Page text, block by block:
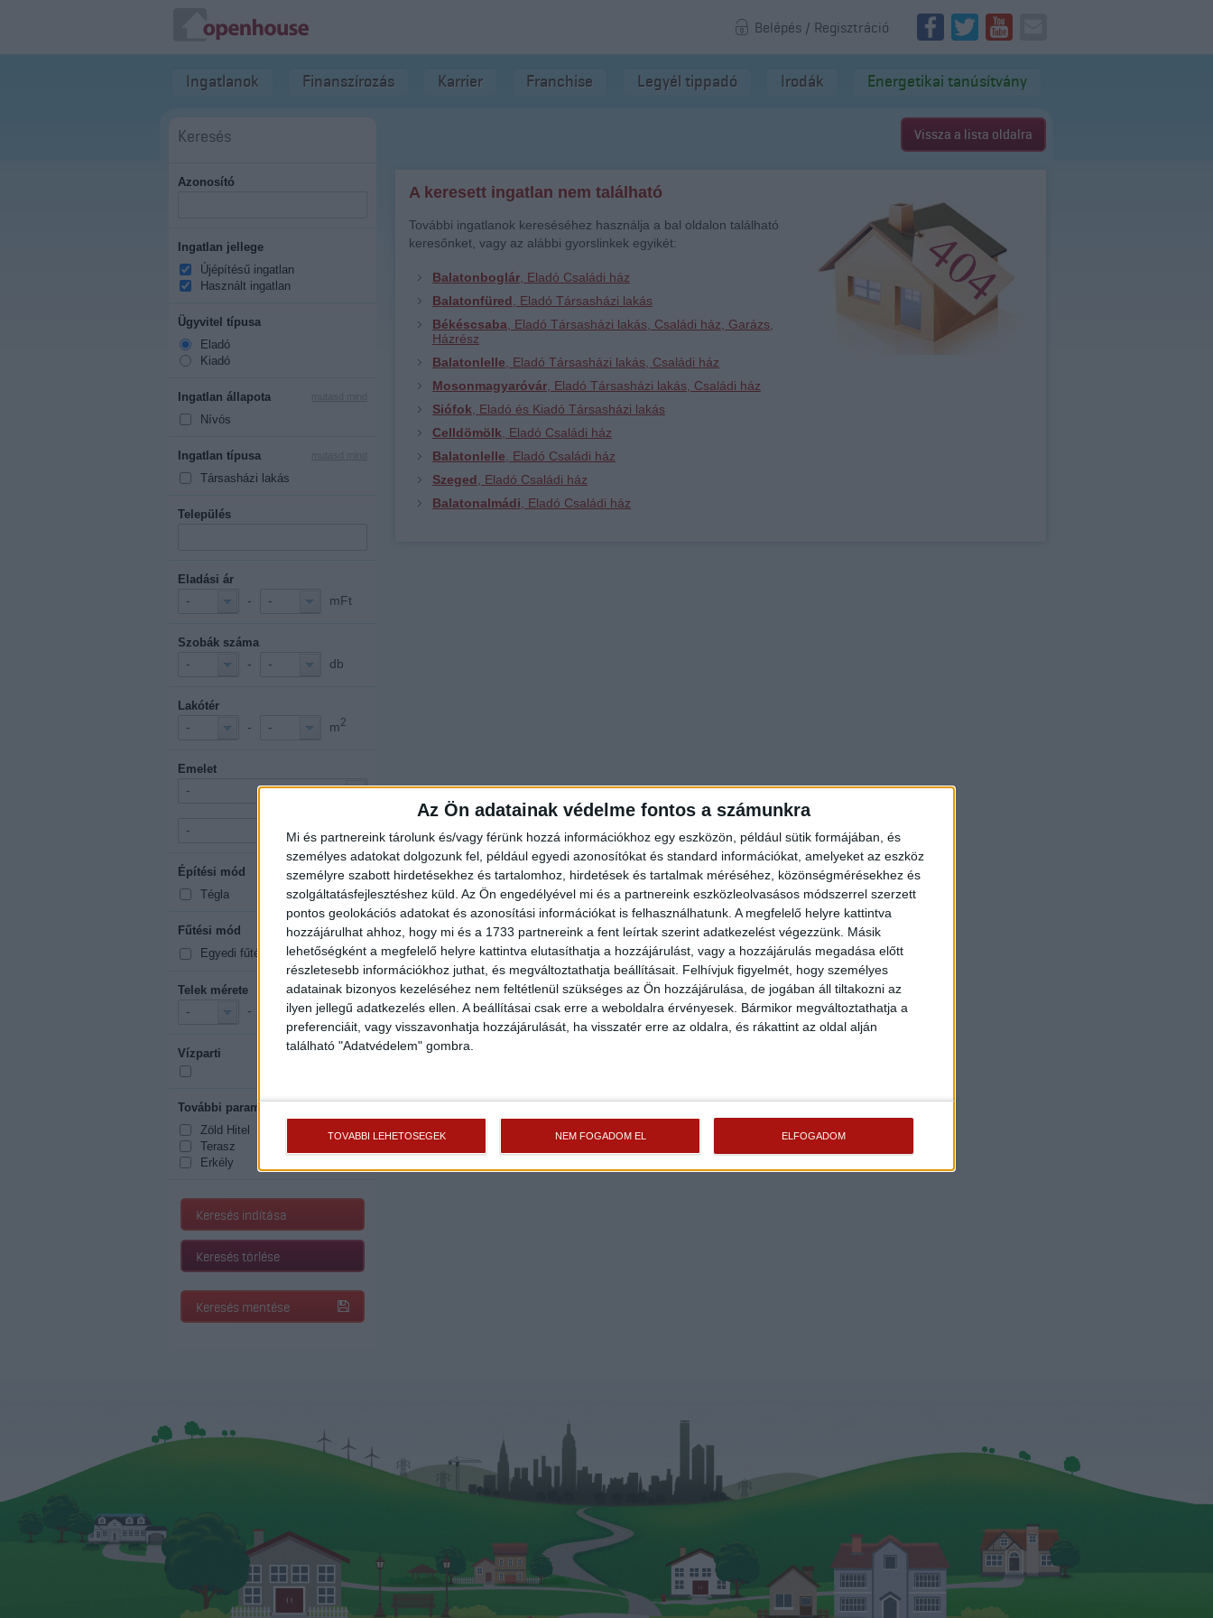
Az Ön adatainak védelme fontos a számunkra
Mi és partnereink tárolunk és/vagy férünk hozzá információkhoz egy eszközön, például sütik formájában, és
személyes adatokat dolgozunk fel, például egyedi azonosítókat és standard információkat, amelyeket az eszköz
személyre szabott hirdetésekhez és tartalomhoz, hirdetések és tartalmak méréséhez, közönségmérésekhez és
szolgáltatásfejlesztéshez küld. Az Ön engedélyével mi és a partnereink eszközleolvasásos módszerrel szerzett
pontos geolokációs adatokat és azonosítási információkat is felhasználhatunk. A megfelelő helyre kattintva
hozzájárulhat ahhoz, hogy mi és a 1733 partnereink a fent leírtak szerint adatkezelést végezzünk. Másik
lehetőségként a megfelelő helyre kattintva elutasíthatja a hozzájárulást, vagy a hozzájárulás megadása előtt
részletesebb információkhoz juthat, és megváltoztathatja beállításait. Felhívjuk figyelmét, hogy személyes
adatainak bizonyos kezeléséhez nem feltétlenül szükséges az Ön hozzájárulása, de jogában áll tiltakozni az
ilyen jellegű adatkezelés ellen. A beállításai csak erre a weboldalra érvényesek. Bármikor megváltoztathatja a
preferenciáit, vagy visszavonhatja hozzájárulását, ha visszatér erre az oldalra, és rákattint az oldal alján
található "Adatvédelem" gombra.
TOVÁBBI LEHETŐSÉGEK NEM FOGADOM EL ELFOGADOM
Belépés / Regisztráció
Ingatlanok Finanszírozás Karrier Franchise Legyél tippadó Irodák Energetikai tanúsítvány
Keresés
Azonosító
Ingatlan jellege
Újépítésű ingatlan
Használt ingatlan
Ügyvitel típusa
Eladó
Kiadó
Ingatlan állapota
Nívós
Ingatlan típusa
Társasházi lakás
Település
Eladási ár
- - - mFt
Szobák száma
- - - db
Lakótér
- - - m2
Emelet
-
-
Építési mód mutasd mind
Tégla
Fűtési mód mutasd mind
Egyedi fűtés
Telek mérete
- - m2
Vízparti
További paraméterek
Zöld Hitel
Terasz
Erkély
Keresés indítása
Keresés törlése
Keresés mentése
Vissza a lista oldalra
A keresett ingatlan nem található
További ingatlanok kereséséhez használja a bal oldalon található
keresőnket, vagy az alábbi gyorslinkek egyikét:
Balatonboglár , Eladó Családi ház
Balatonfüred , Eladó Társasházi lakás
Békéscsaba , Eladó Társasházi lakás, Családi ház, Garázs,
Házrész
Balatonlelle , Eladó Társasházi lakás, Családi ház
Mosonmagyaróvár , Eladó Társasházi lakás, Családi ház
Siófok , Eladó és Kiadó Társasházi lakás
Celldömölk , Eladó Családi ház
Balatonlelle , Eladó Családi ház
Szeged , Eladó Családi ház
Balatonalmádi , Eladó Családi ház